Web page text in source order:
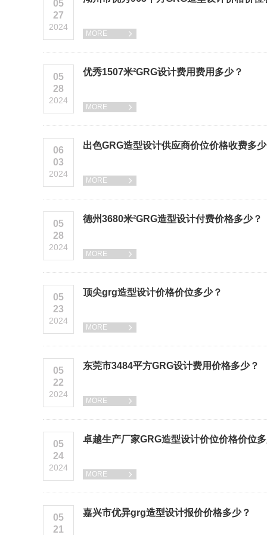
05
27
2024
MORE 
05
28
2024
优秀1507米²GRG设计费用费用多少？
MORE 
06
03
2024
出色GRG造型设计供应商价位价格收费多
MORE 
05
28
2024
德州3680米²GRG造型设计付费价格多少？
MORE 
05
23
2024
顶尖grg造型设计价格价位多少？
MORE 
05
22
2024
东莞市3484平方GRG设计费用价格多少？
MORE 
05
24
2024
卓越生产厂家GRG造型设计价位价格价位
MORE 
05
21
嘉兴市优异grg造型设计报价价格多少？